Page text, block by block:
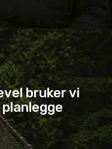
bruker vi